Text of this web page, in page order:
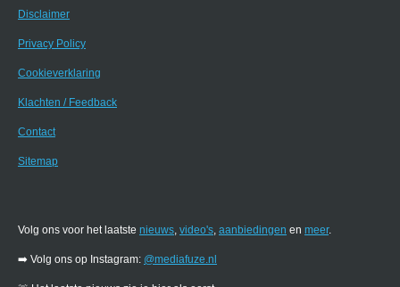
Disclaimer
Privacy Policy
Cookieverklaring
Klachten / Feedback
Contact
Sitemap
Volg ons voor het laatste nieuws, video's, aanbiedingen en meer.
➡️ Volg ons op Instagram: @mediafuze.nl